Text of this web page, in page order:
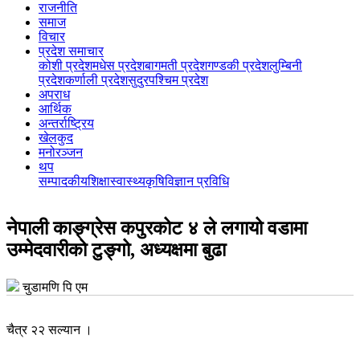
राजनीति
समाज
विचार
प्रदेश समाचार
कोशी प्रदेशमधेस प्रदेशबागमती प्रदेशगण्डकी प्रदेशलुम्बिनी
प्रदेशकर्णाली प्रदेशसुदुरपश्चिम प्रदेश
अपराध
आर्थिक
अन्तर्राष्ट्रिय
खेलकुद
मनोरञ्जन
थप
सम्पादकीयशिक्षास्वास्थ्यकृषिविज्ञान प्रविधि
नेपाली काङ्ग्रेस कपुरकोट ४ ले लगायो वडामा
उम्मेदवारीको टुङ्गो, अध्यक्षमा बुढा
चुडामणि पि एम
चैत्र २२ सल्यान ।